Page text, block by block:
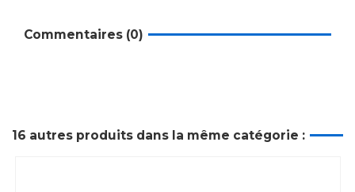
Commentaires (0)
16 autres produits dans la même catégorie :